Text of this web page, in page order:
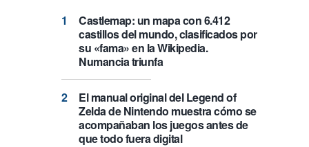
Castlemap: un mapa con 6.412
castillos del mundo, clasificados por
su «fama» en la Wikipedia.
Numancia triunfa
El manual original del Legend of
Zelda de Nintendo muestra cómo se
acompañaban los juegos antes de
que todo fuera digital